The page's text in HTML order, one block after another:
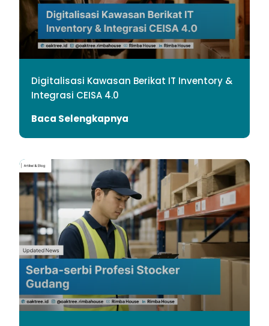
Digitalisasi Kawasan Berikat IT Inventory &
Integrasi CEISA 4.0
Baca Selengkapnya